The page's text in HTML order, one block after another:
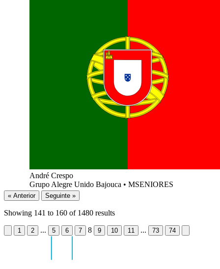
André Crespo
Grupo Alegre Unido Bajouca • MSENIORES
« Anterior Seguinte »
Showing 141 to 160 of 1480 results
1 2 ... 5 6 7 8 9 10 11 ... 73 74